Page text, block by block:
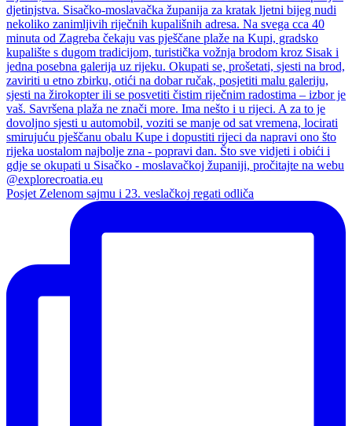
Posjet Zelenom sajmu i 23. veslačkoj regati odliča